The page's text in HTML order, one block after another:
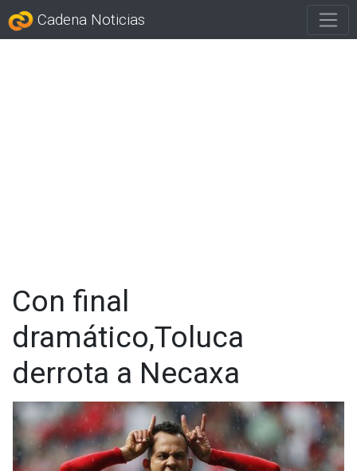
Cadena Noticias
Con final
dramático,Toluca
derrota a Necaxa